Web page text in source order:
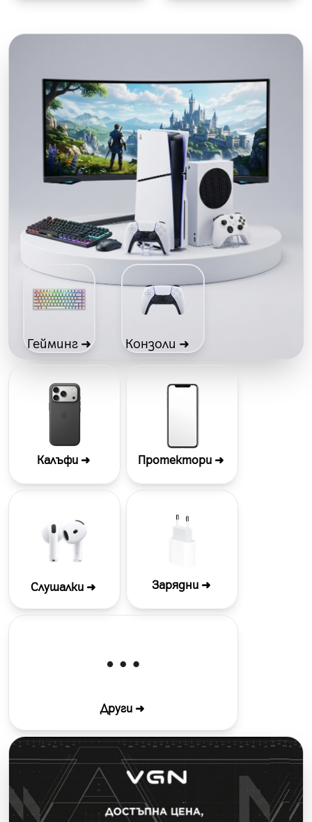
Гейминг ➜ Конзоли ➜
Калъфи ➜ Протектори ➜
Слушалки ➜ Зарядни ➜
Други ➜